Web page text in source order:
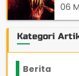
06
Kategori
Berita